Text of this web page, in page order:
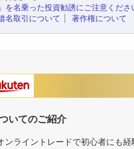
を名乗った投資勧誘にご注意くださ
名取引について
著作権について
いてのご紹介
ンライントレードで初心者にも